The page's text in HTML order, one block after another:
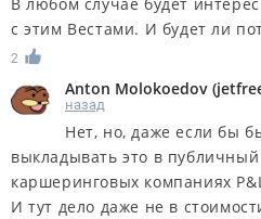
с этим Вестами. И будет ли
2
Anton Molokoedov (
назад
Нет, но, даже если бы
выкладывать это в публичный
каршеринговых компаниях
И тут дело даже не в